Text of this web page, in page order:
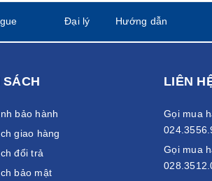
lượng quốc tế
Đại lý Hướng dẫn
SÁCH
bảo hành
giao hàng
đổi trả
bảo mật
LIÊN
Gọi mua
Gọi mua